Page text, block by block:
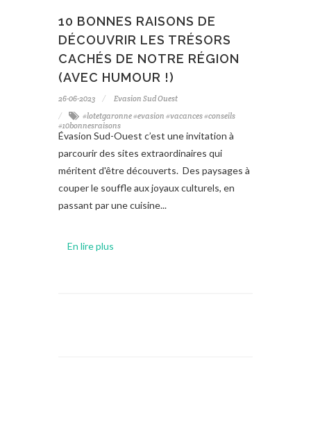
10 BONNES RAISONS DE
DÉCOUVRIR LES TRÉSORS
CACHÉS DE NOTRE RÉGION
(AVEC HUMOUR !)
26-06-2023
Evasion Sud Ouest
#lotetgaronne #evasion #vacances #conseils
#10bonnesraisons
Évasion Sud-Ouest c’est une invitation à
parcourir des sites extraordinaires qui
méritent d'être découverts. Des paysages à
couper le souffle aux joyaux culturels, en
passant par une cuisine...
En lire plus